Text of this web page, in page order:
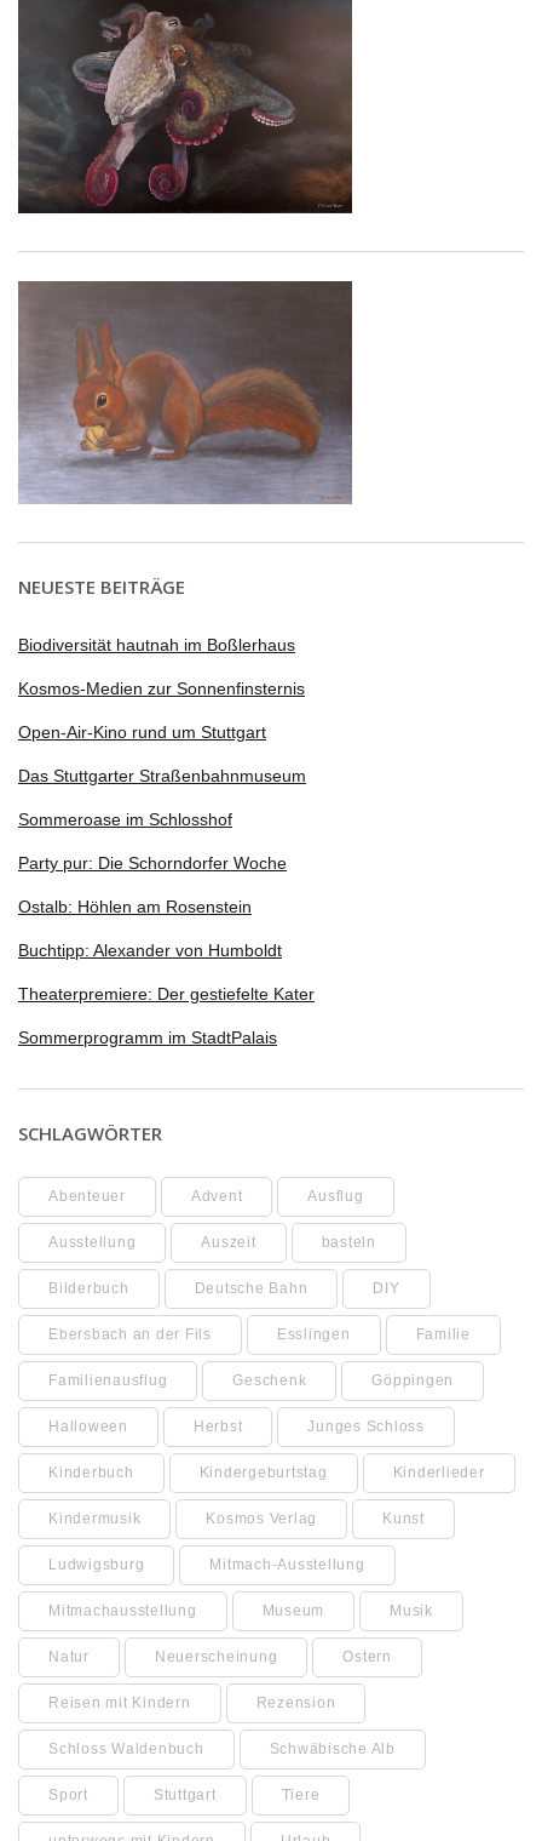
NEUESTE BEITRÄGE
Biodiversität hautnah im Boßlerhaus
Kosmos-Medien zur Sonnenfinsternis
Open-Air-Kino rund um Stuttgart
Das Stuttgarter Straßenbahnmuseum
Sommeroase im Schlosshof
Party pur: Die Schorndorfer Woche
Ostalb: Höhlen am Rosenstein
Buchtipp: Alexander von Humboldt
Theaterpremiere: Der gestiefelte Kater
Sommerprogramm im StadtPalais
SCHLAGWÖRTER
Abenteuer Advent Ausflug
Ausstellung Auszeit basteln
Bilderbuch Deutsche Bahn DIY
Ebersbach an der Fils Esslingen Familie
Familienausflug Geschenk Göppingen
Halloween Herbst Junges Schloss
Kinderbuch Kindergeburtstag Kinderlieder
Kindermusik Kosmos Verlag Kunst
Ludwigsburg Mitmach-Ausstellung
Mitmachausstellung Museum Musik
Natur Neuerscheinung Ostern
Reisen mit Kindern Rezension
Schloss Waldenbuch Schwäbische Alb
Sport Stuttgart Tiere